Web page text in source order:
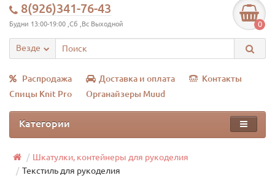
8(926)341-76-43
Будни 13:00-19:00 ,Сб ,Вс Выходной 0
Везде
Распродажа Доставка и оплата
Контакты
Спицы Knit Pro
Органайзеры Muud
Категории
Шкатулки, контейнеры для рукоделия
Текстиль для рукоделия